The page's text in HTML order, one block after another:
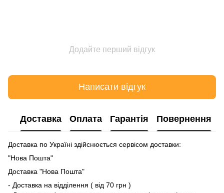
Додайте перший відгук
Написати відгук
Доставка Оплата Гарантія Повернення
Доставка по Україні здійснюється сервісом доставки:
"Нова Пошта"
Доставка "Нова Пошта"
- Доставка на відділення ( від 70 грн )